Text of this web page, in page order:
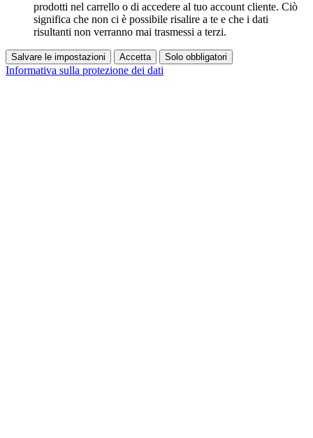
prodotti nel carrello o di accedere al tuo account cliente. Ciò
significa che non ci è possibile risalire a te e che i dati
risultanti non verranno mai trasmessi a terzi.
Salvare le impostazioni Accetta Solo obbligatori
Informativa sulla protezione dei dati